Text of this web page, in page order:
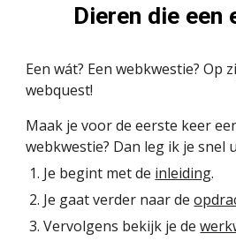
Dieren die een
Een wát? Een webkwestie? Op
webquest!
Maak je voor de eerste keer
webkwestie? Dan leg ik je snel
Je begint met de inleiding.
Je gaat verder naar de
Vervolgens bekijk je de